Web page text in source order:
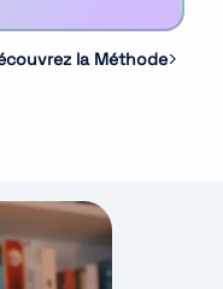
la Méthode